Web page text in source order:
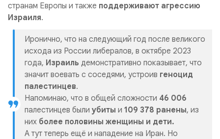
странам Европы и также поддерживают агрессию
Израиля.
Иронично, что на следующий год после великого
исхода из России либералов, в октябре 2023
года, Израиль демонстративно показывает, что
значит воевать с соседями, устроив геноцид
палестинцев.
Напоминаю, что в общей сложности 46 006
палестинцев были убиты и 109 378 ранены, из
них более половины женщины и дети.
А тут теперь ещё и нападение на Иран. Но